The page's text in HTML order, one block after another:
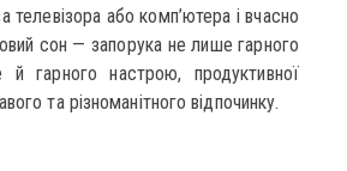
телевізора або комп’ютера і вчасно
сон — запорука не лише гарного
й гарного настрою, продуктивної
та різноманітного відпочинку.